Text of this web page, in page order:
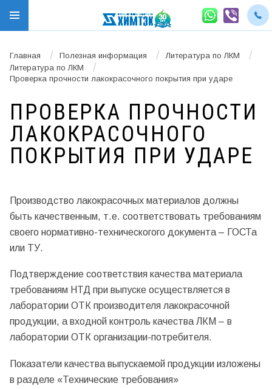
Главная / Полезная информация / Литература по ЛКМ /
Литература по ЛКМ /
Проверка прочности лакокрасочного покрытия при ударе
ПРОВЕРКА ПРОЧНОСТИ
ЛАКОКРАСОЧНОГО
ПОКРЫТИЯ ПРИ УДАРЕ
Производство лакокрасочных материалов должны
быть качественным, т.е. соответствовать требованиям
своего нормативно-техническогого документа – ГОСТа
или ТУ.
Подтверждение соответствия качества материала
требованиям НТД при выпуске осуществляется в
лаборатории ОТК производителя лакокрасочной
продукции, а входной контроль качества ЛКМ – в
лаборатории ОТК организации-потребителя.
Показатели качества выпускаемой продукции изложены
в разделе «Технические требования»